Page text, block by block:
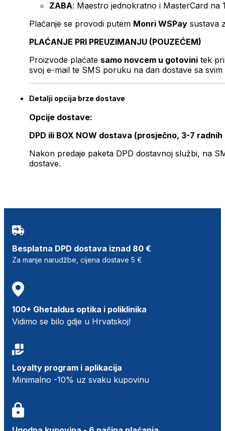
ZABA: Maestro jednokratno i MasterCard na
Plaćanje se provodi putem Monri WSPay sustava
PLAĆANJE PRI PREUZIMANJU (POUZEĆEM)
Proizvode plaćate samo novcem u gotovini tek
svoj e-mail te SMS poruku na dan dostave sa svim
Detalji opcija brze dostave
Opcije dostave:
DPD ili BOX NOW dostava (prosječno, 3-7 radnih
Nakon predaje paketa DPD dostavnoj službi, na
dostave.
Besplatna DPD dostava iznad 80 €
Za manje narudžbe, cijena dostave 5 €
100+ Ghetaldus optika i poliklinika
Vidimo se bilo gdje u Hrvatskoj!
Loyalty program i aplikacija
Minimalno -10% uz svaku kupovinu